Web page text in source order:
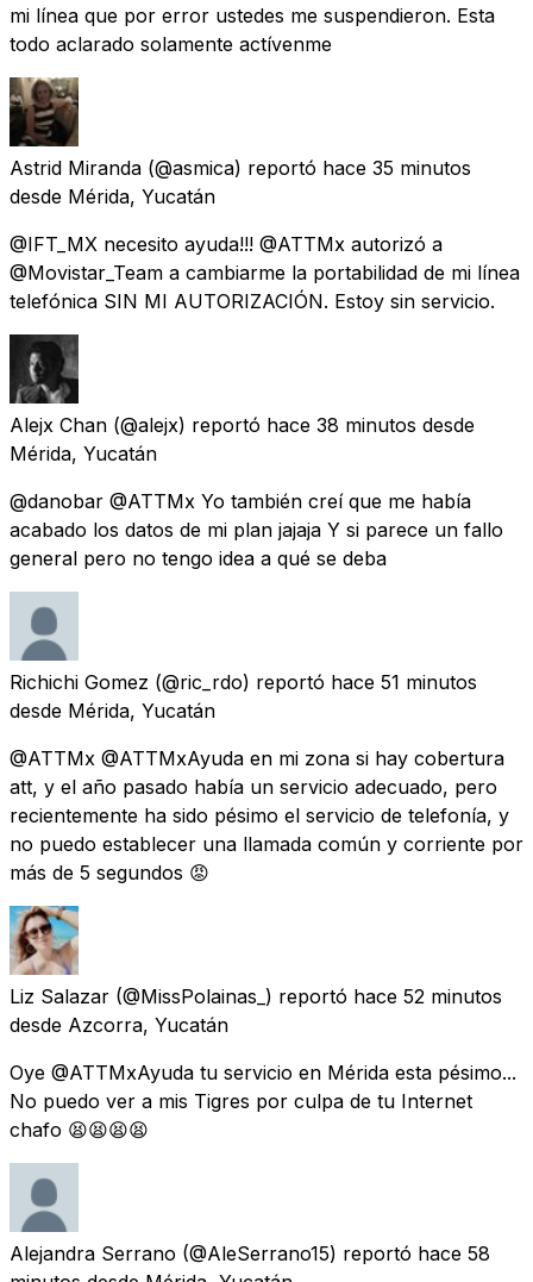
mi línea que por error ustedes me suspendieron. Esta
todo aclarado solamente actívenme
Astrid Miranda (@asmica) reportó hace 35 minutos
desde Mérida, Yucatán
@IFT_MX necesito ayuda!!! @ATTMx autorizó a
@Movistar_Team a cambiarme la portabilidad de mi línea
telefónica SIN MI AUTORIZACIÓN. Estoy sin servicio.
Alejx Chan (@alejx) reportó hace 38 minutos desde
Mérida, Yucatán
@danobar @ATTMx Yo también creí que me había
acabado los datos de mi plan jajaja Y si parece un fallo
general pero no tengo idea a qué se deba
Richichi Gomez (@ric_rdo) reportó hace 51 minutos
desde Mérida, Yucatán
@ATTMx @ATTMxAyuda en mi zona si hay cobertura
att, y el año pasado había un servicio adecuado, pero
recientemente ha sido pésimo el servicio de telefonía, y
no puedo establecer una llamada común y corriente por
más de 5 segundos 😡
Liz Salazar (@MissPolainas_) reportó hace 52 minutos
desde Azcorra, Yucatán
Oye @ATTMxAyuda tu servicio en Mérida esta pésimo...
No puedo ver a mis Tigres por culpa de tu Internet
chafo 😫😫😫😫
Alejandra Serrano (@AleSerrano15) reportó hace 58